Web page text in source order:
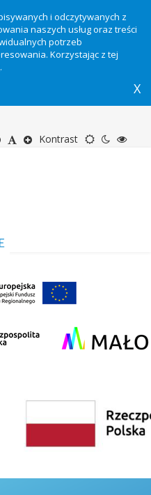
i odczytywanych z
naszych usług oraz treści
potrzeb
Korzystając z tej
.
X
Kontrast Motyw
TrybTryb
ZmniejszDomyślny
Zwiększ